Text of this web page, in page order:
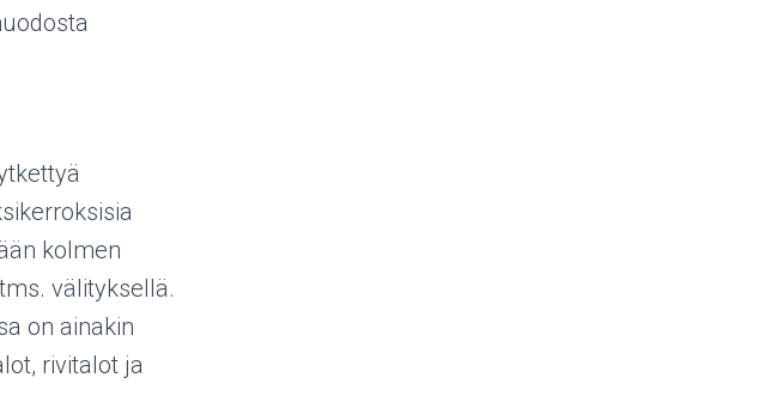
kolmen
välityksellä.
on ainakin
rivitalot ja